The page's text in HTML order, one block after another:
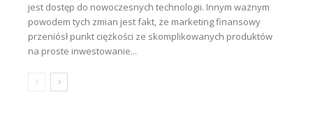
jest dostęp do nowoczesnych technologii. Innym ważnym
powodem tych zmian jest fakt, że marketing finansowy
przeniósł punkt ciężkości ze skomplikowanych produktów
na proste inwestowanie...